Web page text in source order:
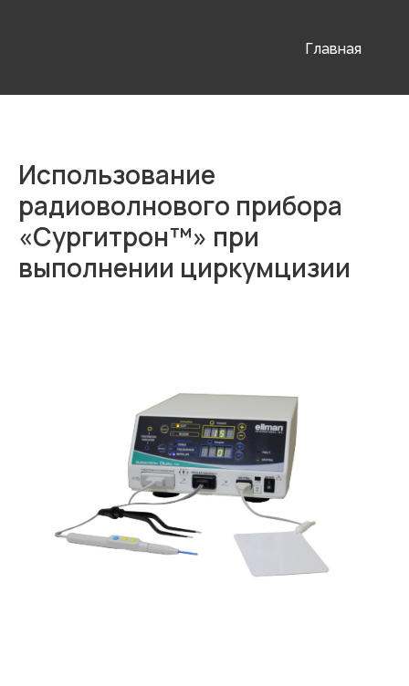
Главная
Использование
радиоволнового прибора
«Сургитрон™» при
выполнении циркумцизии